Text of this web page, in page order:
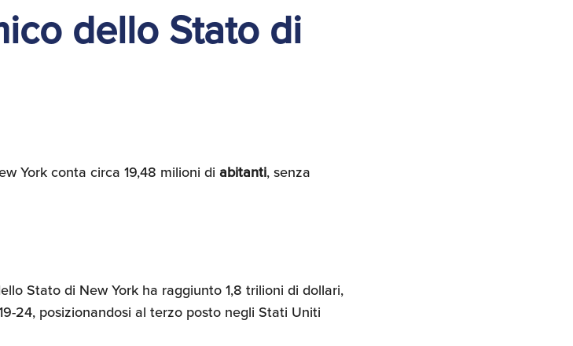
dello Stato di
York conta circa 19,48 milioni di abitanti, senza
Stato di New York ha raggiunto 1,8 trilioni di dollari,
24, posizionandosi al terzo posto negli Stati Uniti